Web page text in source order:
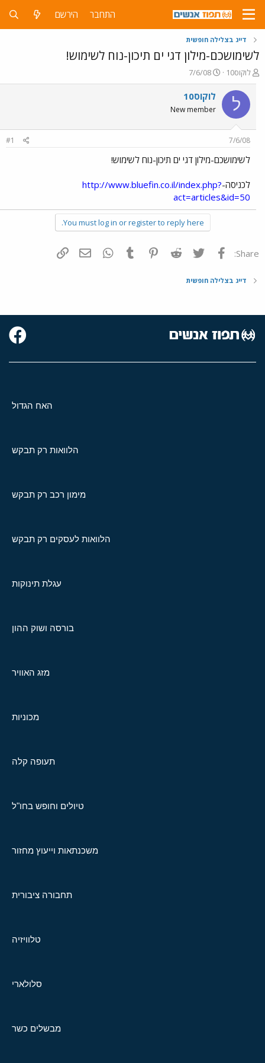
התחבר הירשם
דייג בצלילה חופשית
לשימושכם-מילון דגי ים תיכון-נוח לשימוש!
פ
ו
ת
ח
ה
ש
א
לוקוס10
פ
ו
ר
ם
ר
7/6/08
ל לוקוס10
New member
7/6/08
#1
לשימושכם-מילון דגי ים תיכון-נוח לשימוש!
לכניסה-http://www.bluefin.co.il/index.php?
act=articles&id=50
You must log in or register to reply here.
Share: פייסבוק Twitter
Reddit
Pinterest
Tumblr
WhatsAppדואר אלקטרוני
דייג בצלילה חופשית
האח הגדול
הלוואות רק תבקש
מימון רכב רק תבקש
הלוואות לעסקים רק תבקש
עגלת תינוקות
בורסה ושוק ההון
מזג האוויר
מכוניות
תעופה קלה
טיולים וחופש בחו"ל
משכנתאות וייעוץ מחזור
תחבורה ציבורית
טלוויזיה
סלולארי
מבשלים כשר